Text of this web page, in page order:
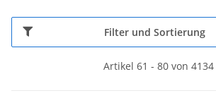
Filter und Sortierung
Artikel 61 - 80 von 4134